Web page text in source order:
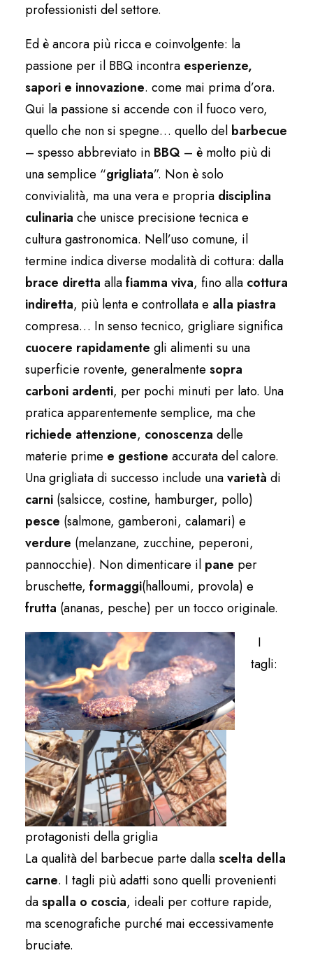
professionisti del settore.
Ed è ancora più ricca e coinvolgente: la
passione per il BBQ incontra esperienze,
sapori e innovazione. come mai prima d’ora.
Qui la passione si accende con il fuoco vero,
quello che non si spegne… quello del barbecue
– spesso abbreviato in BBQ – è molto più di
una semplice “grigliata”. Non è solo
convivialità, ma una vera e propria disciplina
culinaria che unisce precisione tecnica e
cultura gastronomica. Nell’uso comune, il
termine indica diverse modalità di cottura: dalla
brace diretta allafiamma viva, fino alla cottura
indiretta, più lenta e controllata e alla piastra
compresa… In senso tecnico, grigliare significa
cuocere rapidamente gli alimenti su una
superficie rovente, generalmente sopra
carboni ardenti, per pochi minuti per lato. Una
pratica apparentemente semplice, ma che
richiede attenzione, conoscenza delle
materie prime e gestione accurata del calore.
Una grigliata di successo include unavarietà di
carni (salsicce, costine, hamburger, pollo)
pesce (salmone, gamberoni, calamari) e
verdure (melanzane, zucchine, peperoni,
pannocchie). Non dimenticare il pane per
bruschette, formaggi(halloumi, provola) e
frutta (ananas, pesche) per un tocco originale.
I
tagli:
protagonisti della griglia
La qualità del barbecue parte dallascelta della
carne. I tagli più adatti sono quelli provenienti
daspalla o coscia, ideali per cotture rapide,
ma scenografiche purché mai eccessivamente
bruciate.